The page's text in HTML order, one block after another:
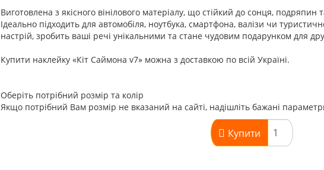
Виготовлена з якісного вінілового матеріалу, що стійкий до сонця, подряпин
Ідеально підходить для автомобіля, ноутбука, смартфона, валізи чи
настрій, зробить ваші речі унікальними та стане чудовим подарунком для
Купити наклейку «Кіт Саймона v7» можна з доставкою по всій Україні.
Оберіть потрібний розмір та колір
Якщо потрібний Вам розмір не вказаний на сайті, надішліть бажані
Купити